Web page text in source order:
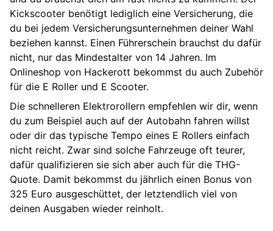
Reichweite 137 km
Gewicht 155 Kg
Akku 5,6 KWh
Bremsen
Reifen 14 bzw. 15 Zoll
Ausstattung
– 3 Fahrmodi
–
Rückwärtsgang
Elektroroller angekommen. Die Motorleistung
und Beschleunigung ist stark, die Reichweite
überdurchschnittlich und auch die weitere
technische Ausstattung und die Verarbeitung
läßt nichts zu wünschen übrig!
Kickscooter benötigt lediglich eine Versicherung, die
du bei jedem Versicherungsunternehmen deiner Wahl
beziehen kannst. Einen Führerschein brauchst du dafür
nicht, nur das Mindestalter von 14 Jahren. Im
Onlineshop von Hackerott bekommst du auch Zubehör
für die E Roller und E Scooter.
Die schnelleren Elektrorollern empfehlen wir dir, wenn
du zum Beispiel auch auf der Autobahn fahren willst
oder dir das typische Tempo eines E Rollers einfach
nicht reicht. Zwar sind solche Fahrzeuge oft teurer,
dafür qualifizieren sie sich aber auch für die THG-
Quote. Damit bekommst du jährlich einen Bonus von
325 Euro ausgeschüttet, der letztendlich viel von
deinen Ausgaben wieder reinholt.